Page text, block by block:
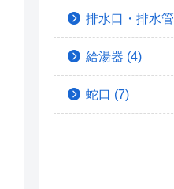
排水口・排水管
給湯器 (4)
蛇口 (7)